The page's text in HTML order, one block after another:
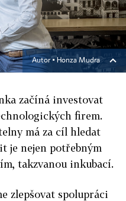
Autor ▪ Honza Mudra
začíná investovat
firem.
má za cíl hledat
je nejen potřebným
takzvanou inkubací.
zlepšovat spolupráci